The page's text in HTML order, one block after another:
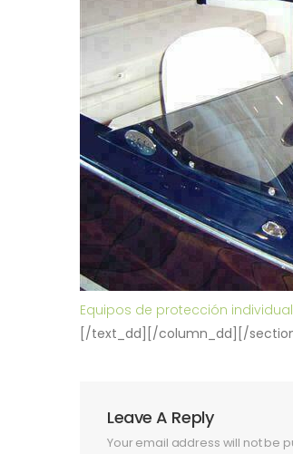
Equipos de protección individual
[/text_dd][/column_dd][/
Leave A Reply
Your email address will not be